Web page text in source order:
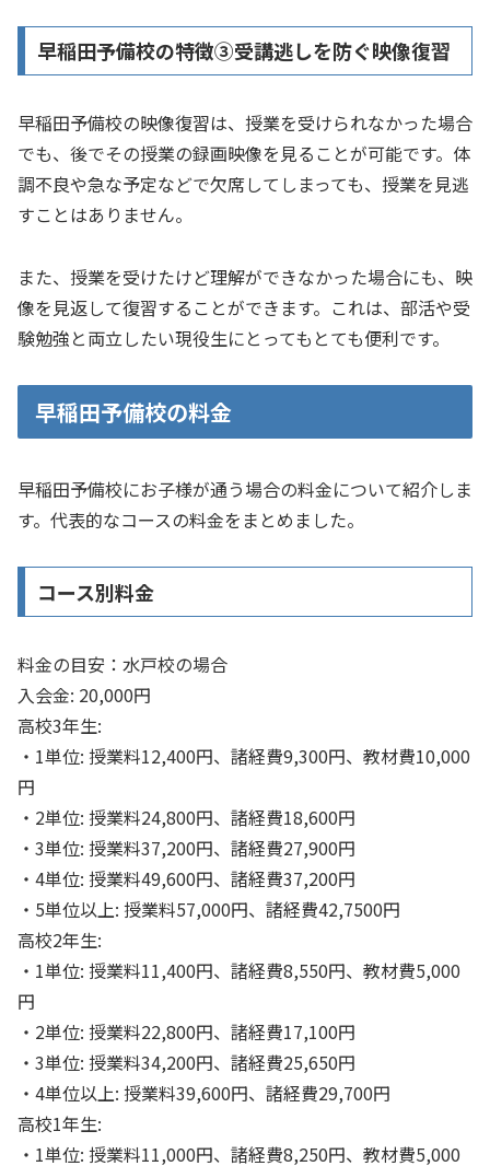
早稲田予備校の特徴➂受講逃しを防ぐ映像復習
早稲田予備校の映像復習は、授業を受けられなかった場合
でも、後でその授業の録画映像を見ることが可能です。体
調不良や急な予定などで欠席してしまっても、授業を見逃
すことはありません。
また、授業を受けたけど理解ができなかった場合にも、映
像を見返して復習することができます。これは、部活や受
験勉強と両立したい現役生にとってもとても便利です。
早稲田予備校の料金
早稲田予備校にお子様が通う場合の料金について紹介しま
す。代表的なコースの料金をまとめました。
コース別料金
料金の目安：水戸校の場合
入会金: 20,000円
高校3年生:
・1単位: 授業料12,400円、諸経費9,300円、教材費10,000
円
・2単位: 授業料24,800円、諸経費18,600円
・3単位: 授業料37,200円、諸経費27,900円
・4単位: 授業料49,600円、諸経費37,200円
・5単位以上: 授業料57,000円、諸経費42,7500円
高校2年生:
・1単位: 授業料11,400円、諸経費8,550円、教材費5,000
円
・2単位: 授業料22,800円、諸経費17,100円
・3単位: 授業料34,200円、諸経費25,650円
・4単位以上: 授業料39,600円、諸経費29,700円
高校1年生:
・1単位: 授業料11,000円、諸経費8,250円、教材費5,000